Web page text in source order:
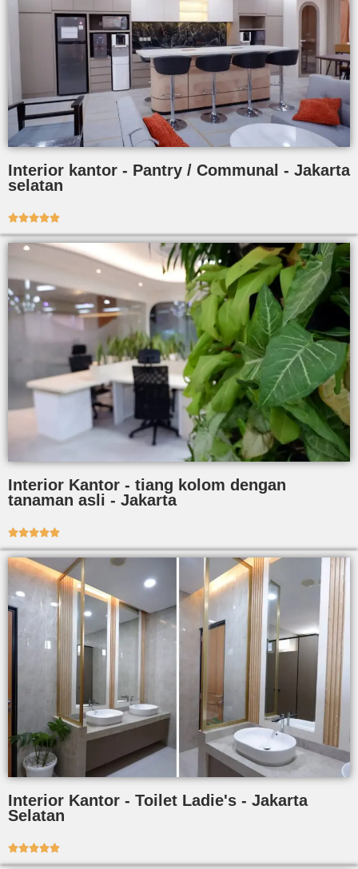
Interior kantor - Pantry / Communal - Jakarta
selatan

Interior Kantor - tiang kolom dengan
tanaman asli - Jakarta

Interior Kantor - Toilet Ladie's - Jakarta
Selatan
